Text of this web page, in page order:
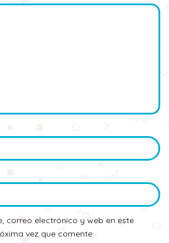
correo electrónico y web en este
vez que comente.